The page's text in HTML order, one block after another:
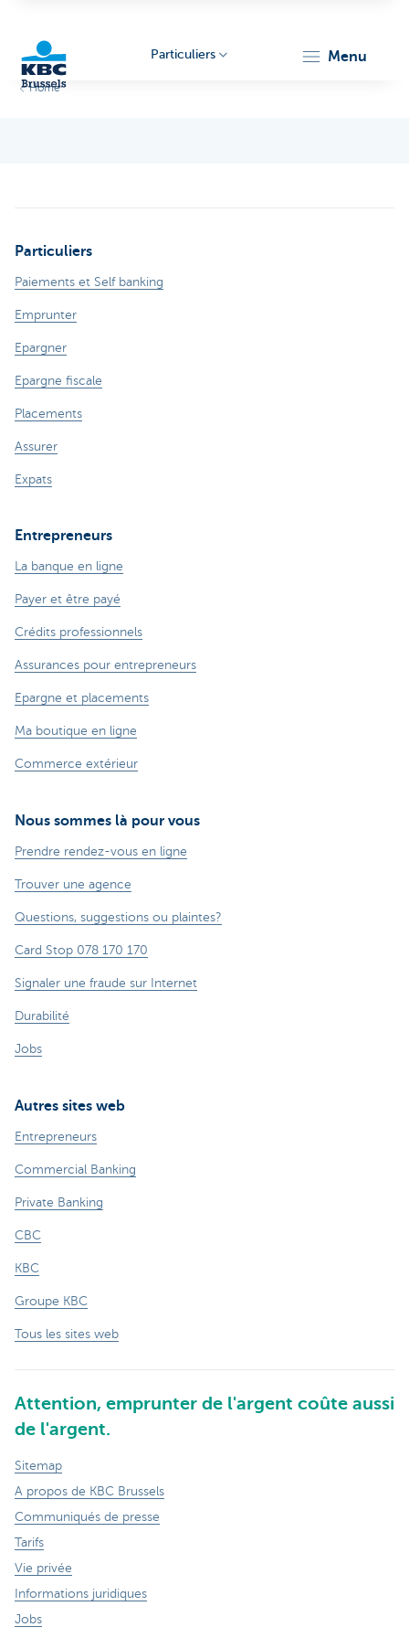
Particuliers menu
Home
Particuliers
Paiements et Self banking
Emprunter
Epargner
Epargne fiscale
Placements
Assurer
Expats
Entrepreneurs
La banque en ligne
Payer et être payé
Crédits professionnels
Assurances pour entrepreneurs
Epargne et placements
Ma boutique en ligne
Commerce extérieur
Nous sommes là pour vous
Prendre rendez-vous en ligne
Trouver une agence
Questions, suggestions ou plaintes?
Card Stop 078 170 170
Signaler une fraude sur Internet
Durabilité
Jobs
Autres sites web
Entrepreneurs
Commercial Banking
Private Banking
CBC
KBC
Groupe KBC
Tous les sites web
Attention, emprunter de l'argent coûte aussi
de l'argent.
Sitemap
A propos de KBC Brussels
Communiqués de presse
Tarifs
Vie privée
Informations juridiques
Jobs